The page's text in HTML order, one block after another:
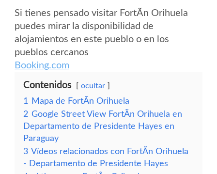
Si tienes pensado visitar FortÃ­n Orihuela
puedes mirar la disponibilidad de
alojamientos en este pueblo o en los
pueblos cercanos
Booking.com
Contenidos ocultar
1
Mapa de FortÃ­n Orihuela
2 Google Street View FortÃ­n Orihuela en
Departamento de Presidente Hayes en
Paraguay
3 Vídeos relacionados con FortÃ­n Orihuela
- Departamento de Presidente Hayes